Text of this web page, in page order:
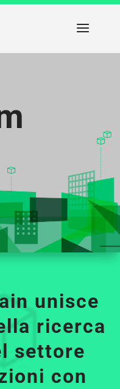
unisce
ricerca
settore
con